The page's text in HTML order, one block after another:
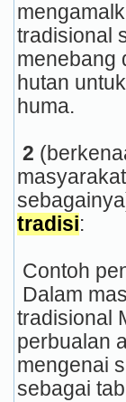
tradisional
menebang
hutan
huma.
2
tradisi:
Contoh
tradisional
perbualan
mengenai
sebagai